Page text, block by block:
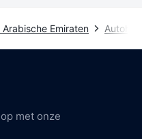
Emiraten
met onze